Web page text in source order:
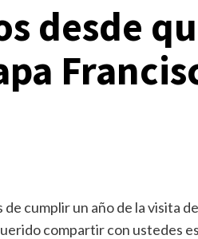
desde
de cumplir un año de la visita
compartir con ustedes